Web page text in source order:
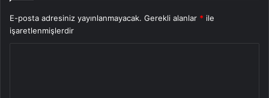
E-posta adresiniz yayınlanmayacak. Gerekli alanlar * ile
işaretlenmişlerdir